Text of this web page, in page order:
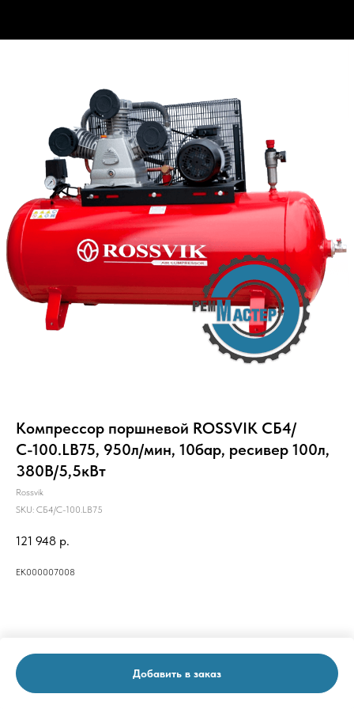
Компрессор поршневой ROSSVIK СБ4/
С-100.LB75, 950л/мин, 10бар, ресивер 100л,
380В/5,5кВт
Rossvik
SKU: СБ4/С-100.LB75
121 948 р.
Добавить в заказ
ЕК000007008